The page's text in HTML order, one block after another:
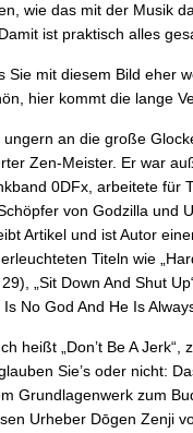
wie das mit der Musik
ist praktisch alles
Sie mit diesem Bild eher
hier kommt die lange
an die große
Zen-Meister. Er war
0DFx, arbeitete für
von Godzilla und
Artikel und ist Autor
Titeln wie
29), „Sit Down And Shut
No God And He Is
heißt „Don’t Be A Jerk“,
Sie’s oder nicht:
Grundlagenwerk zum
Urheber Dōgen Zenji